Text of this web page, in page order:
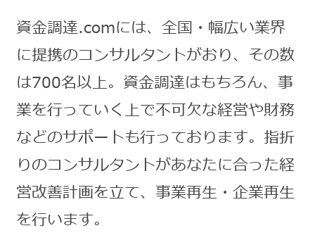
資金調達.comには、全国・幅広い業界
に提携のコンサルタントがおり、その数
は700名以上。資金調達はもちろん、事
業を行っていく上で不可欠な経営や財務
などのサポートも行っております。指折
りのコンサルタントがあなたに合った経
営改善計画を立て、事業再生・企業再生
を行います。